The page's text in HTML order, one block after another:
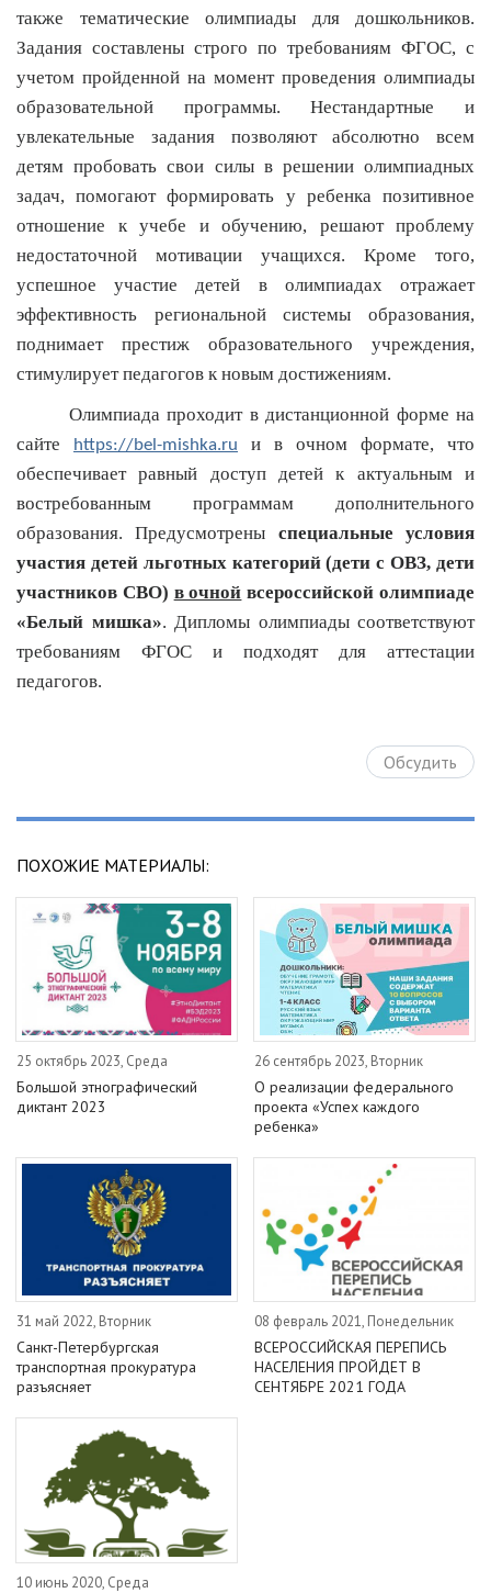
также тематические олимпиады для дошкольников.
Задания составлены строго по требованиям ФГОС, с
учетом пройденной на момент проведения олимпиады
образовательной программы. Нестандартные и
увлекательные задания позволяют абсолютно всем
детям пробовать свои силы в решении олимпиадных
задач, помогают формировать у ребенка позитивное
отношение к учебе и обучению, решают проблему
недостаточной мотивации учащихся. Кроме того,
успешное участие детей в олимпиадах отражает
эффективность региональной системы образования,
поднимает престиж образовательного учреждения,
стимулирует педагогов к новым достижениям.
Олимпиада проходит в дистанционной форме на
сайте
https://bel-mishka.ru
и в очном формате, что
обеспечивает равный доступ детей к актуальным и
востребованным программам дополнительного
образования. Предусмотрены специальные условия
участия детей льготных категорий (дети с ОВЗ, дети
участников СВО) в очной всероссийской олимпиаде
«Белый мишка». Дипломы олимпиады соответствуют
требованиям ФГОС и подходят для аттестации
педагогов.
Обсудить
ПОХОЖИЕ МАТЕРИАЛЫ:
25 октябрь 2023, Среда
Большой этнографический
диктант 2023
26 сентябрь 2023, Вторник
О реализации федерального
проекта «Успех каждого
ребенка»
31 май 2022, Вторник
Санкт-Петербургская
транспортная прокуратура
разъясняет
08 февраль 2021, Понедельник
ВСЕРОССИЙСКАЯ ПЕРЕПИСЬ
НАСЕЛЕНИЯ ПРОЙДЕТ В
СЕНТЯБРЕ 2021 ГОДА
10 июнь 2020, Среда